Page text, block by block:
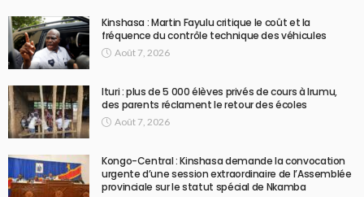
Kinshasa : Martin Fayulu critique le coût et la
fréquence du contrôle technique des véhicules
Août 7, 2026
Ituri : plus de 5 000 élèves privés de cours à Irumu,
des parents réclament le retour des écoles
Août 7, 2026
Kongo-Central : Kinshasa demande la convocation
urgente d’une session extraordinaire de l’Assemblée
provinciale sur le statut spécial de Nkamba